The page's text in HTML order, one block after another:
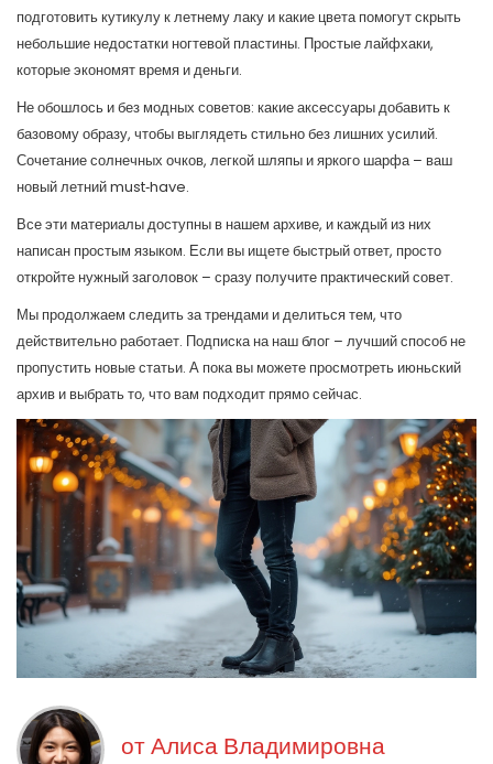
подготовить кутикулу к летнему лаку и какие цвета помогут скрыть
небольшие недостатки ногтевой пластины. Простые лайфхаки,
которые экономят время и деньги.
Не обошлось и без модных советов: какие аксессуары добавить к
базовому образу, чтобы выглядеть стильно без лишних усилий.
Сочетание солнечных очков, легкой шляпы и яркого шарфа – ваш
новый летний must‑have.
Все эти материалы доступны в нашем архиве, и каждый из них
написан простым языком. Если вы ищете быстрый ответ, просто
откройте нужный заголовок – сразу получите практический совет.
Мы продолжаем следить за трендами и делиться тем, что
действительно работает. Подписка на наш блог – лучший способ не
пропустить новые статьи. А пока вы можете просмотреть июньский
архив и выбрать то, что вам подходит прямо сейчас.
отАлиса Владимировна